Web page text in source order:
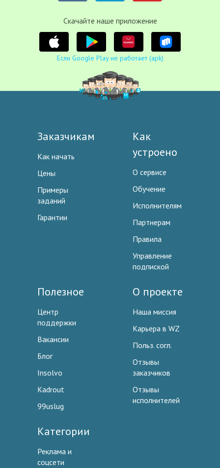
Cкачайте наше приложение
Если Google Play не работает (apk)
Заказчикам
Как начать
Цены
Примеры
заданий
Гарантии
Как
устроено
О сервисе
Обучение
Исполнителям
Партнерам
Правила
Управление
подпиской
Полезное
Центр
поддержки
Вакансии
Блог
Insolvo
Kadrout
99uslug
О проекте
Наша миссия
Карьера в WZ
Польз. согл.
Отзывы
заказчиков
Отзывы
исполнителей
Категории
Реклама и
соцсети